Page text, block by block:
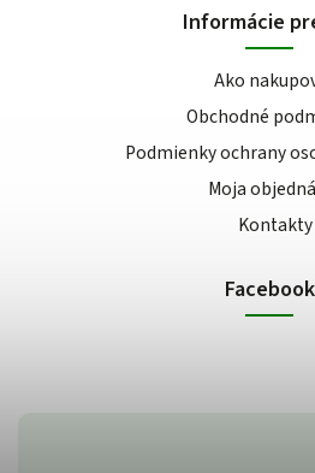
Informácie
Ako
Obchodné
Podmienky ochrany
Moja
Kontakty
Facebook